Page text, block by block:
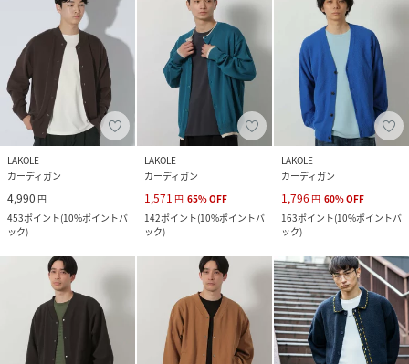
LAKOLE
カーディガン
4,990 円
453ポイント(10%ポイントバ
ック)
LAKOLE
カーディガン
1,571 円 65%OFF
142ポイント(10%ポイントバ
ック)
LAKOLE
カーディガン
1,796 円 60%OFF
163ポイント(10%ポイントバ
ック)